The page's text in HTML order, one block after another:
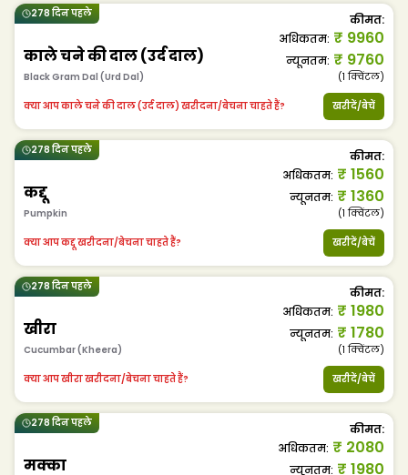
278 दिन पहले
काले चने की दाल (उर्द दाल)
Black Gram Dal (Urd Dal)
कीमत:
अधिकतम: ₹ 9960
न्यूनतम: ₹ 9760
(1क्विंटल)
क्या आप काले चने की दाल (उर्द दाल) खरीदना/बेचना चाहते हैं? खरीदें/बेचें
278 दिन पहले
कद्दू
Pumpkin
कीमत:
अधिकतम: ₹ 1560
न्यूनतम: ₹ 1360
(1क्विंटल)
क्या आप कद्दू खरीदना/बेचना चाहते हैं? खरीदें/बेचें
278 दिन पहले
खीरा
Cucumbar (Kheera)
कीमत:
अधिकतम: ₹ 1980
न्यूनतम: ₹ 1780
(1क्विंटल)
क्या आप खीरा खरीदना/बेचना चाहते हैं? खरीदें/बेचें
278 दिन पहले
मक्का
कीमत:
अधिकतम: ₹ 2080
न्यूनतम: ₹ 1980